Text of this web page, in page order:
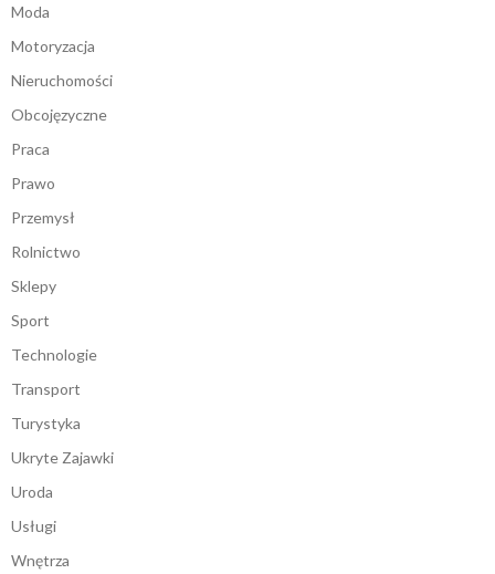
Moda
Motoryzacja
Nieruchomości
Obcojęzyczne
Praca
Prawo
Przemysł
Rolnictwo
Sklepy
Sport
Technologie
Transport
Turystyka
Ukryte Zajawki
Uroda
Usługi
Wnętrza